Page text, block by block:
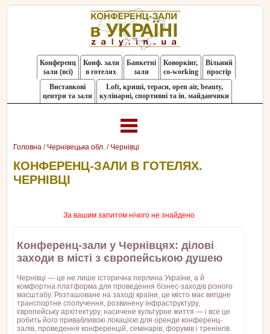
Конференц
зали (всі)
Конф. зали
в готелях
Банкетні
зали
Коворкінг,
co-working
Вільний
простір
Виставкові
центри та зали
Loft, криші, тераси, оpen air, beauty,
кулінарні, спортивні та ін. майданчики
Головна / Чернівецька обл. / Чернівці
КОНФЕРЕНЦ-ЗАЛИ В ГОТЕЛЯХ.
ЧЕРНІВЦІ
За вашим запитом нічого не знайдено
Конференц-зали у Чернівцях: ділові
заходи в місті з європейською душею
Чернівці — це не лише історична перлина України, а й
комфортна платформа для проведення бізнес-заходів різного
масштабу. Розташоване на заході країни, це місто має вигідне
транспортне сполучення, розвинену інфраструктуру,
європейську архітектуру, насичене культурне життя — і все це
робить його привабливою локацією для оренди конференц-
залів, проведення конференцій, семінарів, форумів і тренінгів.